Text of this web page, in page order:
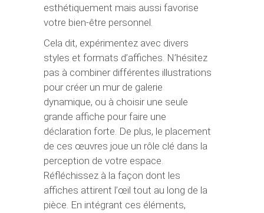
esthétiquement mais aussi favorise
votre bien-être personnel.
Cela dit, expérimentez avec divers
styles et formats d’affiches. N’hésitez
pas à combiner différentes illustrations
pour créer un mur de galerie
dynamique, ou à choisir une seule
grande affiche pour faire une
déclaration forte. De plus, le placement
de ces œuvres joue un rôle clé dans la
perception de votre espace.
Réfléchissez à la façon dont les
affiches attirent l’œil tout au long de la
pièce. En intégrant ces éléments,